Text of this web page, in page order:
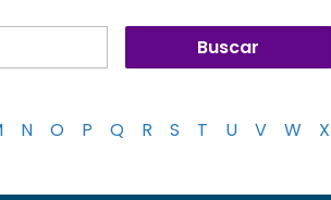
N O P Q R S T U V W X